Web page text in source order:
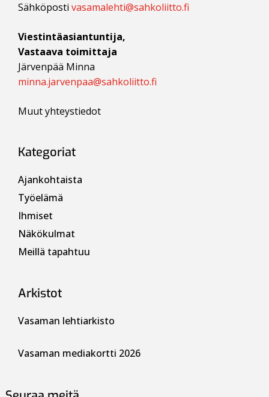
Sähköpostivasamalehti@sahkoliitto.fi
Viestintäasiantuntija,
Vastaava toimittaja
Järvenpää Minna
minna.jarvenpaa@sahkoliitto.fi
Muut yhteystiedot
Kategoriat
Ajankohtaista
Työelämä
Ihmiset
Näkökulmat
Meillä tapahtuu
Arkistot
Vasaman lehtiarkisto
Vasaman mediakortti 2026